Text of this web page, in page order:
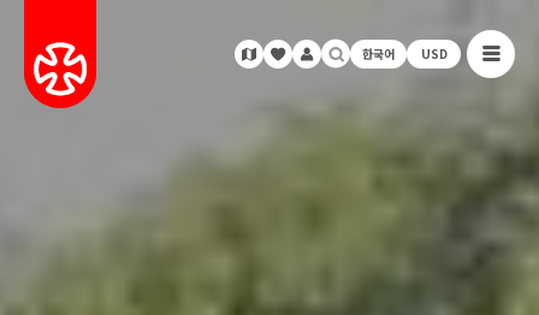
한국어 USD